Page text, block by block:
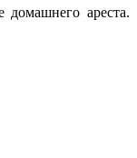
ареста.